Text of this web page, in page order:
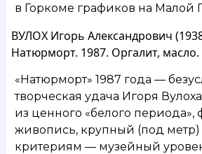
в Горкоме графиков на Малой
ВУЛОХ Игорь Александрович
Натюрморт. 1987. Оргалит, масло.
«Натюрморт» 1987 года —
творческая удача Игоря
из ценного «белого периода»,
живопись, крупный (под метр)
критериям — музейный